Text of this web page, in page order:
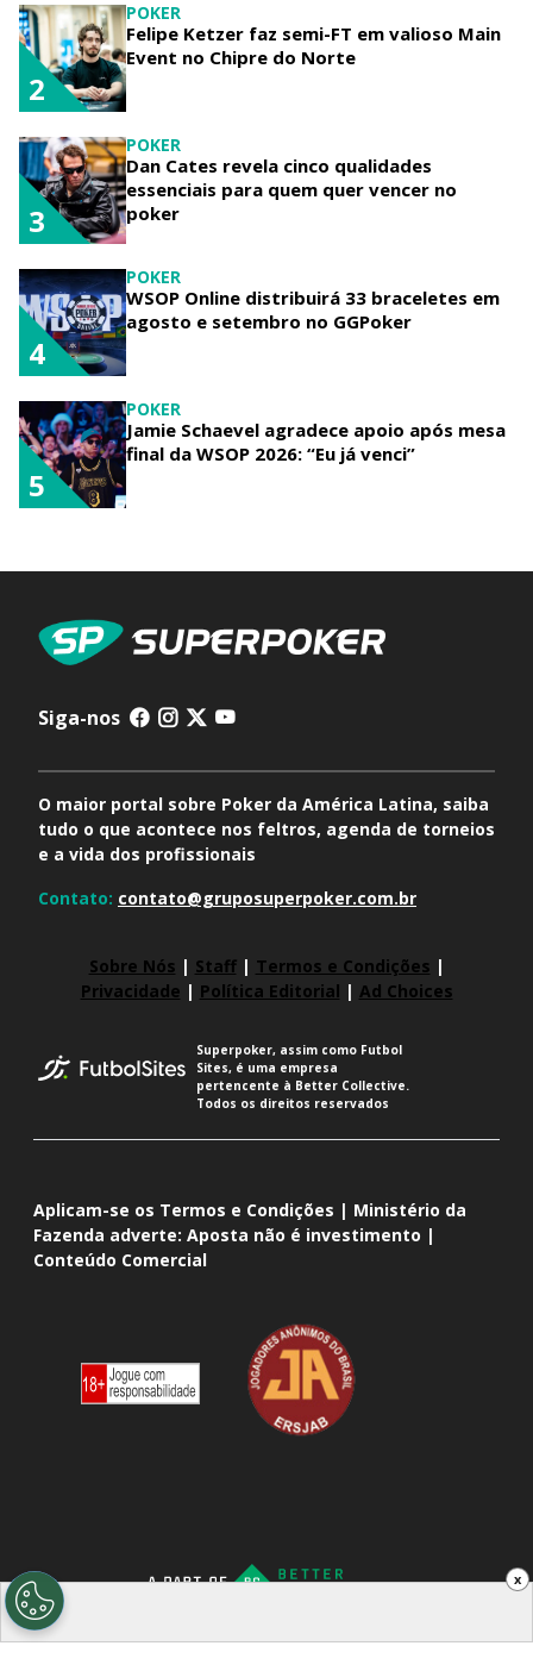
POKER
Felipe Ketzer faz semi-FT em valioso Main
Event no Chipre do Norte
2
POKER
Dan Cates revela cinco qualidades
essenciais para quem quer vencer no
poker
3
POKER
WSOP Online distribuirá 33 braceletes em
agosto e setembro no GGPoker
4
POKER
Jamie Schaevel agradece apoio após mesa
final da WSOP 2026: “Eu já venci”
5
x
Siga-nos
O maior portal sobre Poker da América Latina, saiba
tudo o que acontece nos feltros, agenda de torneios
e a vida dos profissionais
Contato: contato@gruposuperpoker.com.br
Sobre Nós | Staff| Termos e Condições |
Privacidade | Política Editorial | Ad Choices
Superpoker, assim como Futbol
Sites, é uma empresa
pertencente à Better Collective.
Todos os direitos reservados
Aplicam-se os Termos e Condições | Ministério da
Fazenda adverte: Aposta não é investimento |
Conteúdo Comercial